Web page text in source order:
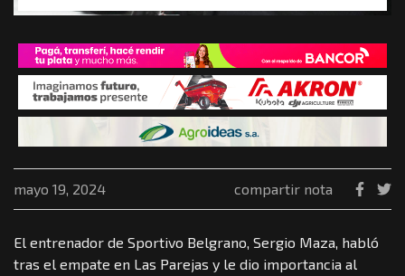
mayo 19, 2024 compartir nota
El entrenador de Sportivo Belgrano, Sergio Maza, habló
tras el empate en Las Parejas y le dio importancia al